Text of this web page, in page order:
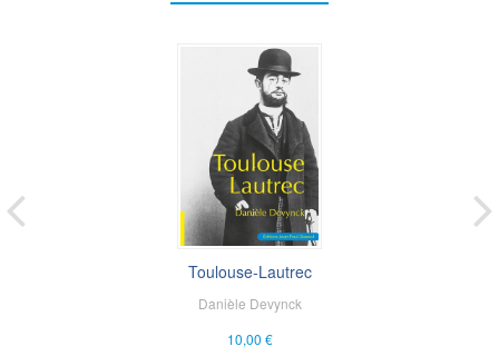
Toulouse-Lautrec
Danièle Devynck
10,00 €